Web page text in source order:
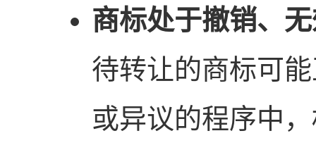
商标处于撤销、
待转让的商标可
或异议的程序中